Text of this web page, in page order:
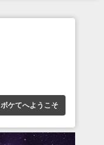
ボケてへようこそ